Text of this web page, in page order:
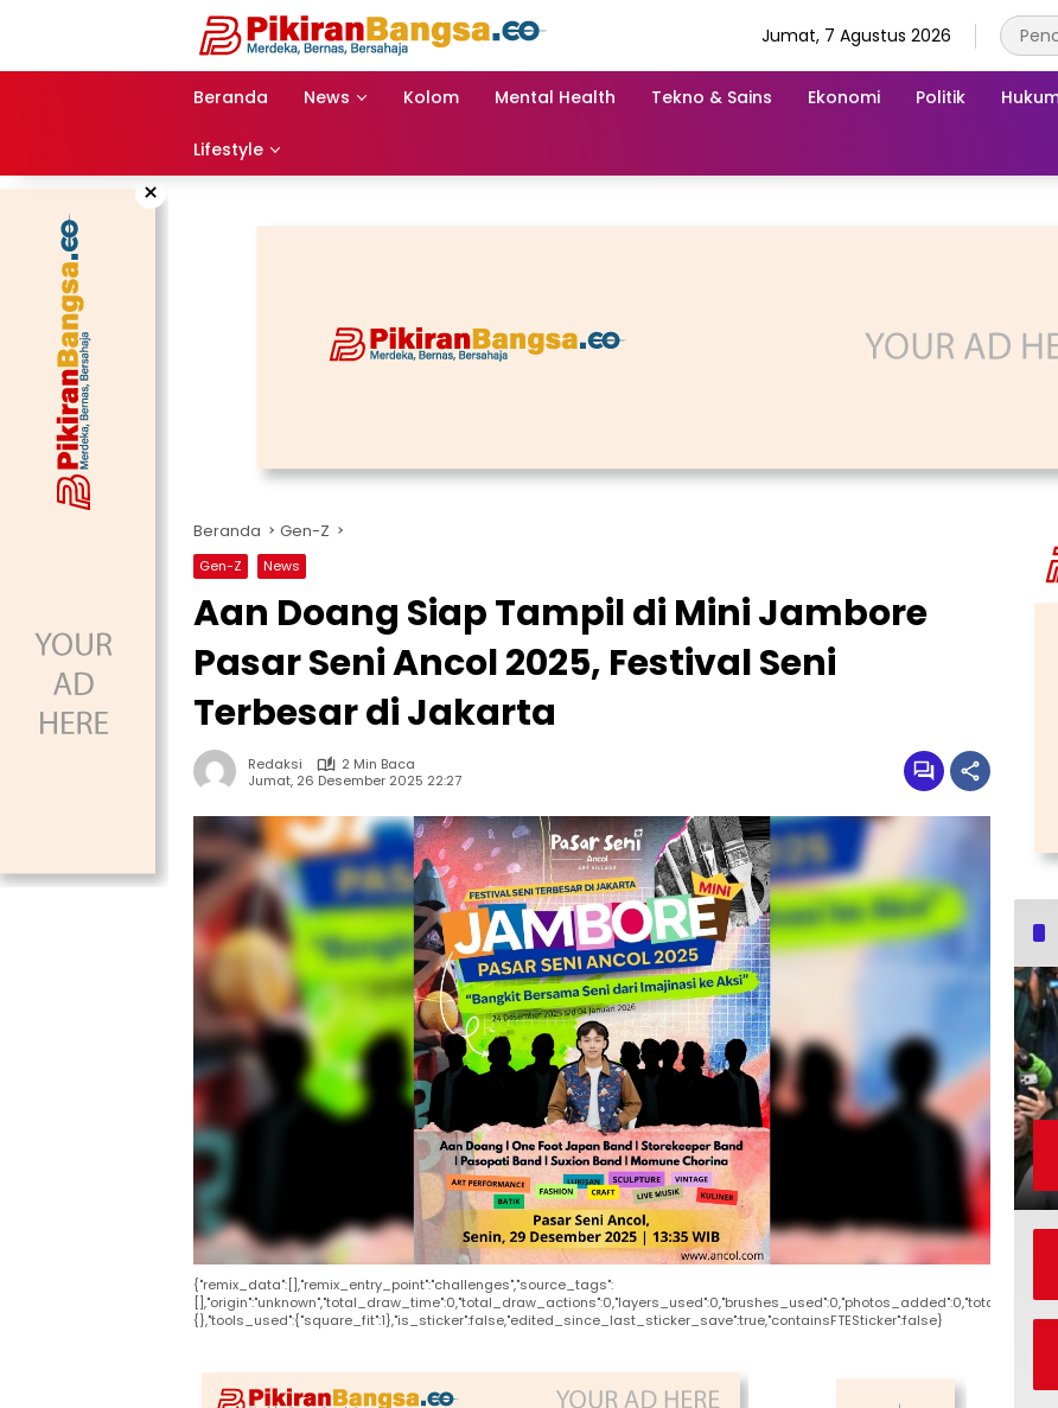
Jumat, 7 Agustus 2026
Beranda News Kolom Mental Health Tekno & Sains Ekonomi Politik
Lifestyle
×
Beranda Gen-Z
Gen-Z News
Aan Doang Siap Tampil di Mini Jambore
Pasar Seni Ancol 2025, Festival Seni
Terbesar di Jakarta
Redaksi
2 Min Baca
Jumat, 26 Desember 2025 22:27
{"remix_data":[],"remix_entry_point":"challenges","source_tags":
{},"tools_used":{"square_fit":1},"is_sticker":false,"edited_since_last_sticker_save":true,"containsFTESticker":false}